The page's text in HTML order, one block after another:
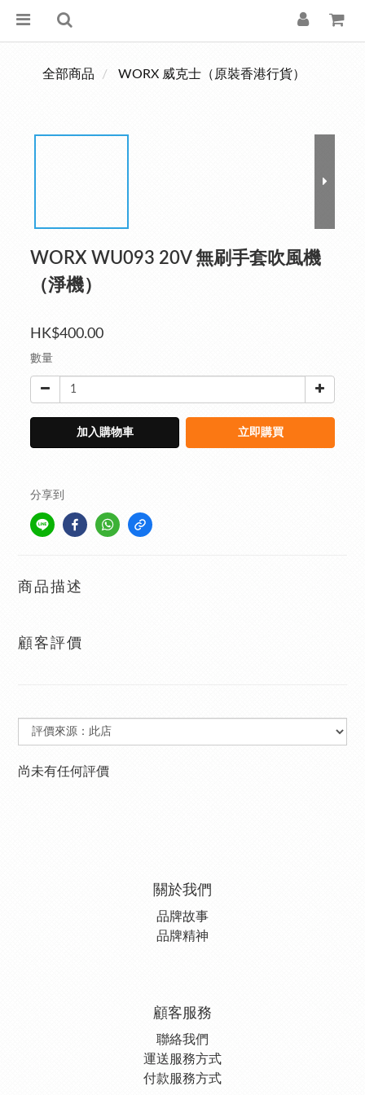
全部商品 WORX 威克士（原裝香港行貨）
WORX WU093 20V 無刷手套吹風機
（淨機）
HK$400.00
數量
加入購物車 立即購買
分享到
商品描述
顧客評價
尚未有任何評價
關於我們
品牌故事
品牌精神
顧客服務
聯絡我們
運送服務方式
付款服務方式